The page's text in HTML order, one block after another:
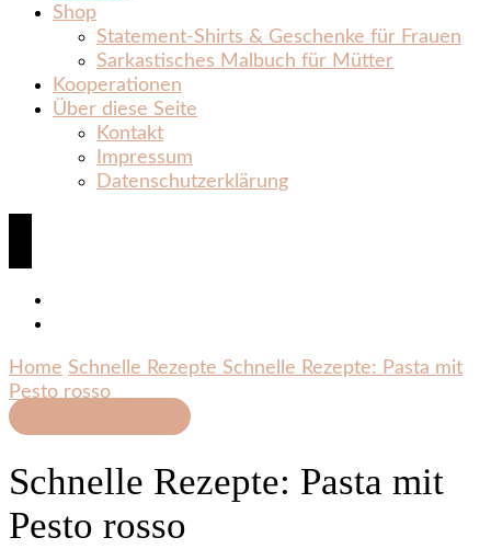
Shop
Statement‑Shirts & Geschenke für Frauen
Sarkastisches Malbuch für Mütter
Kooperationen
Über diese Seite
Kontakt
Impressum
Datenschutzerklärung
Home Schnelle Rezepte Schnelle Rezepte: Pasta mit
Pesto rosso
Schnelle Rezepte: Pasta mit
Pesto rosso